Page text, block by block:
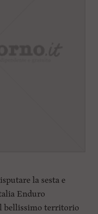
la sesta e
Enduro
bellissimo territorio